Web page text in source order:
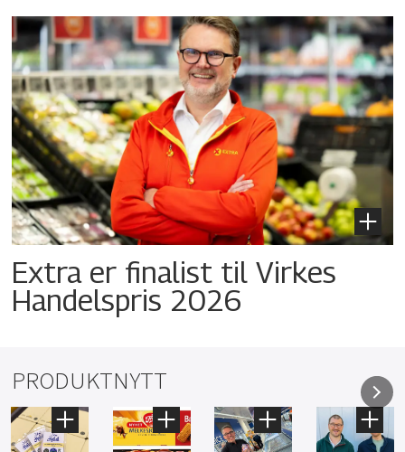
Extra er finalist til Virkes
Handelspris 2026
PRODUKTNYTT